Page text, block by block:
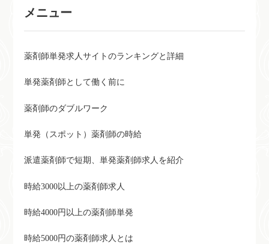
メニュー
薬剤師単発求人サイトのランキングと詳細
単発薬剤師として働く前に
薬剤師のダブルワーク
単発（スポット）薬剤師の時給
派遣薬剤師で短期、単発薬剤師求人を紹介
時給3000以上の薬剤師求人
時給4000円以上の薬剤師単発
時給5000円の薬剤師求人とは